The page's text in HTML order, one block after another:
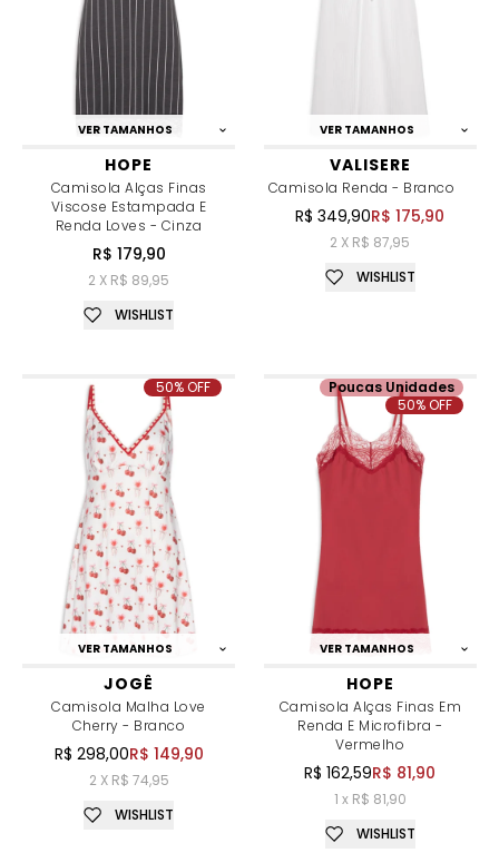
VER TAMANHOS
HOPE
Camisola Alças Finas
Viscose Estampada E
Renda Loves - Cinza
R$ 179,90
2 X R$ 89,95
WISHLIST
VER TAMANHOS
VALISERE
Camisola Renda - Branco
R$ 349,90R$ 175,90
2 X R$ 87,95
WISHLIST
VER TAMANHOS
JOGÊ
Camisola Malha Love
Cherry - Branco
R$ 298,00R$ 149,90
2 X R$ 74,95
50% OFF
WISHLIST
VER TAMANHOS
HOPE
Camisola Alças Finas Em
Renda E Microfibra -
Vermelho
R$ 162,59R$ 81,90
1 x R$ 81,90
Poucas Unidades
50% OFF
WISHLIST